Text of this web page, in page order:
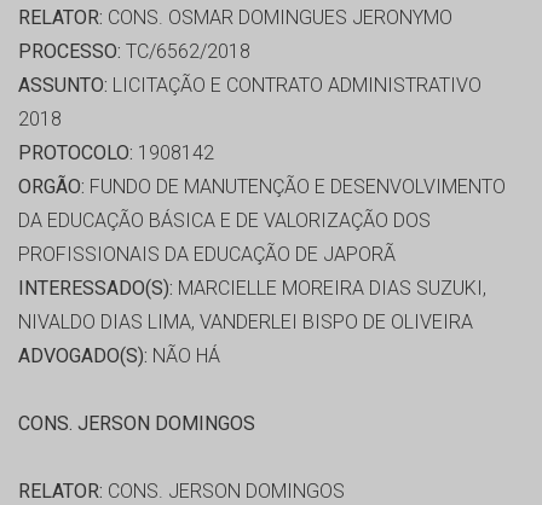
RELATOR: CONS. OSMAR DOMINGUES JERONYMO
PROCESSO: TC/6562/2018
ASSUNTO: LICITAÇÃO E CONTRATO ADMINISTRATIVO
2018
PROTOCOLO: 1908142
ORGÃO: FUNDO DE MANUTENÇÃO E DESENVOLVIMENTO
DA EDUCAÇÃO BÁSICA E DE VALORIZAÇÃO DOS
PROFISSIONAIS DA EDUCAÇÃO DE JAPORÃ
INTERESSADO(S): MARCIELLE MOREIRA DIAS SUZUKI,
NIVALDO DIAS LIMA, VANDERLEI BISPO DE OLIVEIRA
ADVOGADO(S): NÃO HÁ
CONS. JERSON DOMINGOS
RELATOR: CONS. JERSON DOMINGOS